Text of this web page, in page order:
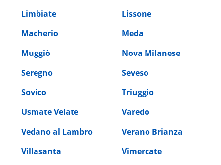
Limbiate
Lissone
Macherio
Meda
Muggiò
Nova Milanese
Seregno
Seveso
Sovico
Triuggio
Usmate Velate
Varedo
Vedano al Lambro
Verano Brianza
Villasanta
Vimercate